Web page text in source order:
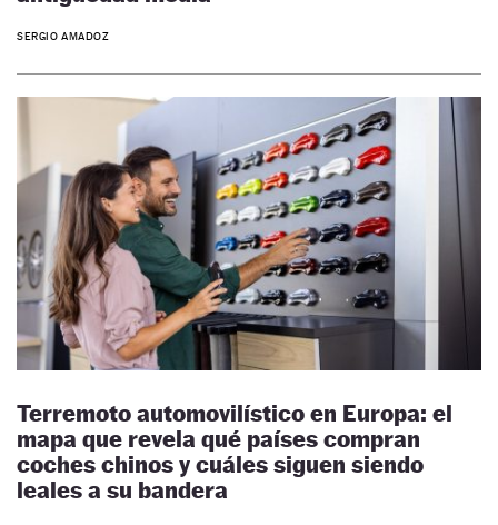
SERGIO AMADOZ
Terremoto automovilístico en Europa: el
mapa que revela qué países compran
coches chinos y cuáles siguen siendo
leales a su bandera